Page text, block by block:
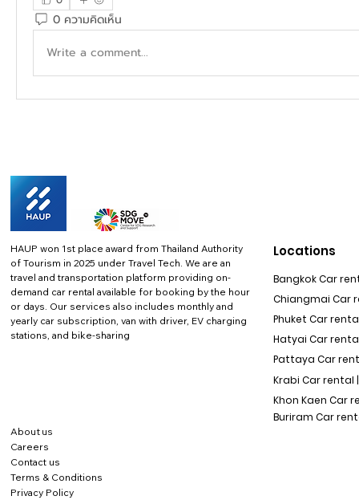
0 ความคิดเห็น
Write a comment...
HAUP won 1st place award from Thailand Authority
of Tourism in 2025 under Travel Tech. We are an
travel and transportation platform providing on-
demand car rental available for booking by the hour
or days. Our services also includes monthly and
yearly car subscription, van with driver, EV charging
stations, and bike-sharing
About us
Careers
Contact us
Terms & Conditions
Privacy Policy
Locations
Bangkok Car
Chiangmai Car
Phuket Car rental
Hatyai Car
Pattaya Car
Krabi Car rental |
Khon Kaen Car
Buriram Car